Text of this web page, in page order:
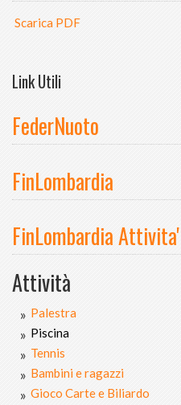
Scarica PDF
Link Utili
FederNuoto
FinLombardia
FinLombardia Attivita'
Attività
Palestra
Piscina
Tennis
Bambini e ragazzi
Gioco Carte e Biliardo